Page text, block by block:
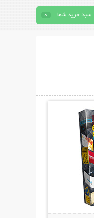
سبد خرید شما 0